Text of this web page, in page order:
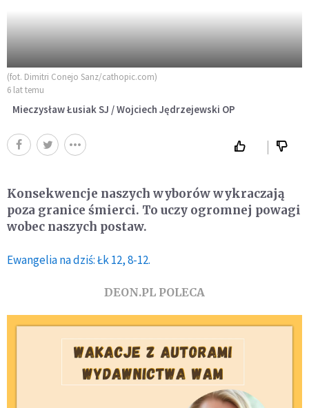
(fot. Dimitri Conejo Sanz/cathopic.com)
6 lat temu
Mieczysław Łusiak SJ / Wojciech Jędrzejewski OP
Konsekwencje naszych wyborów wykraczają
poza granice śmierci. To uczy ogromnej powagi
wobec naszych postaw.
Ewangelia na dziś: Łk 12, 8-12.
DEON.PL POLECA